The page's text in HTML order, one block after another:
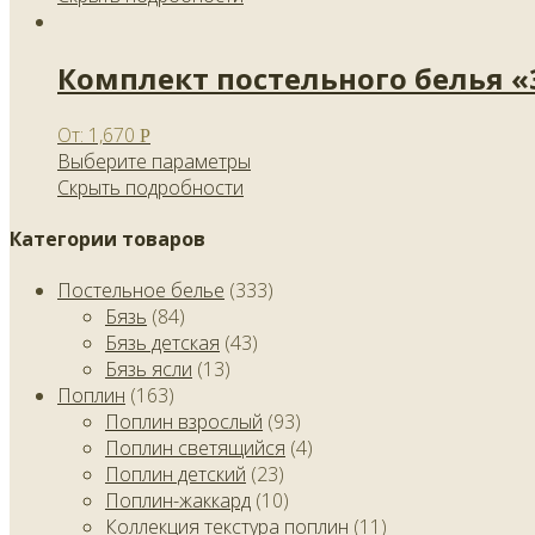
Комплект постельного белья
От: 1,670 Р
Выберите параметры
Скрыть подробности
Категории товаров
Постельное белье (333)
Бязь (84)
Бязь детская (43)
Бязь ясли (13)
Поплин (163)
Поплин взрослый (93)
Поплин светящийся (4)
Поплин детский (23)
Поплин-жаккард (10)
Коллекция текстура поплин (11)